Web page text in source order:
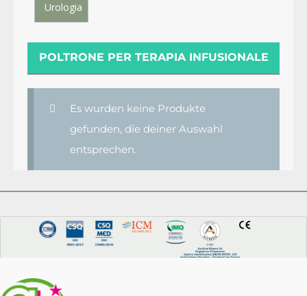
Urologia
POLTRONE PER TERAPIA INFUSIONALE
Es wurden keine Produkte
gefunden, die deiner Auswahl
entsprechen.